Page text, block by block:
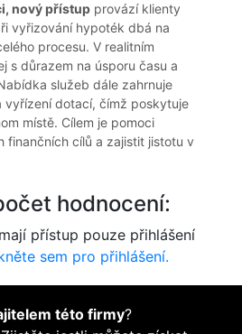
nový přístup provází klienty
vyřizování hypoték dbá na
procesu. V realitním
s důrazem na úsporu času a
služeb dále zahrnuje
vyřízení dotací, čímž poskytuje
místě. Cílem je pomoci
finančních cílů a zajistit jistotu v
hodnocení:
přístup pouze přihlášení
sem pro přihlášení.
této firmy?